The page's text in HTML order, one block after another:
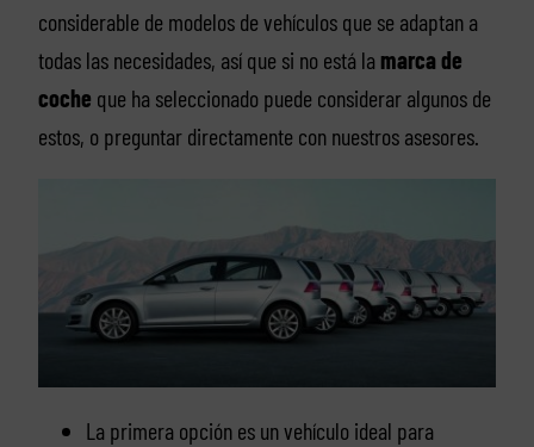
considerable de modelos de vehículos que se adaptan a
todas las necesidades, así que si no está la marca de
coche que ha seleccionado puede considerar algunos de
estos, o preguntar directamente con nuestros asesores.
La primera opción es un vehículo ideal para